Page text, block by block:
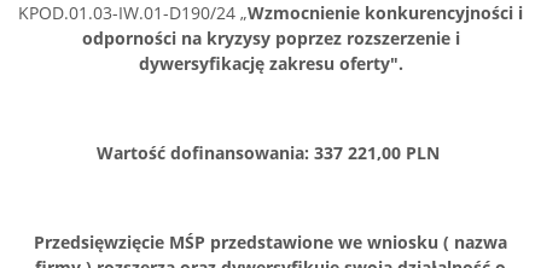
KPOD.01.03-IW.01-D190/24 „Wzmocnienie konkurencyjności i
odporności na kryzysy poprzez rozszerzenie i
dywersyfikację zakresu oferty".
Wartość dofinansowania: 337 221,00 PLN
Przedsięwzięcie MŚP przedstawione we wniosku ( nazwa